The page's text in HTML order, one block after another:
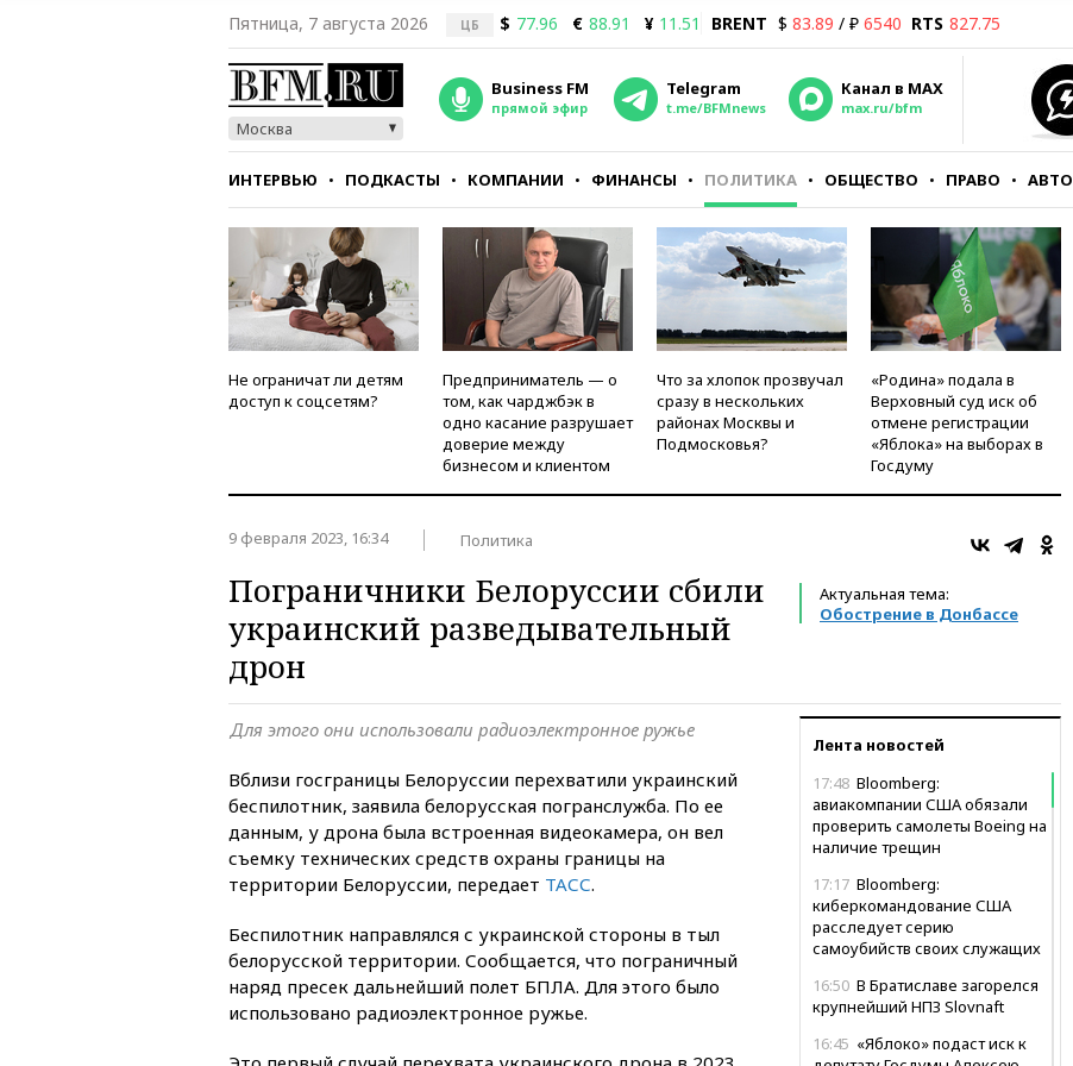
Пятница, 7 августа 2026 ЦБ $ 77.96 € 88.91 ¥ 11.51 BRENT $ 83.89 / ₽ 6540 RTS 827.75
Москва
Business FM
прямой эфир
Telegram
t.me/BFMnews
Канал в MAX
max.ru/bfm
ИНТЕРВЬЮ ПОДКАСТЫ КОМПАНИИ ФИНАНСЫ ПОЛИТИКА ОБЩЕСТВО ПРАВО АВТО
СТИЛЬ ТЕСТЫ
Не ограничат ли детям
доступ к соцсетям?
Предприниматель — о
том, как чарджбэк в
одно касание разрушает
доверие между
бизнесом и клиентом
Что за хлопок прозвучал
сразу в нескольких
районах Москвы и
Подмосковья?
«Родина» подала в
Верховный суд иск об
отмене регистрации
«Яблока» на выборах в
Госдуму
9 февраля 2023, 16:34 Политика
Актуальная тема:
Обострение в Донбассе
Пограничники Белоруссии сбили
украинский разведывательный
дрон
Лента новостей
17:48 Bloomberg:
авиакомпании США обязали
проверить самолеты Boeing на
наличие трещин
17:17 Bloomberg:
киберкомандование США
расследует серию
самоубийств своих служащих
16:50 В Братиславе загорелся
крупнейший НПЗ Slovnaft
16:45 «Яблоко» подаст иск к
Для этого они использовали радиоэлектронное ружье
Вблизи госграницы Белоруссии перехватили украинский
беспилотник, заявила белорусская погранслужба. По ее
данным, у дрона была встроенная видеокамера, он вел
съемку технических средств охраны границы на
территории Белоруссии, передает ТАСС.
Беспилотник направлялся с украинской стороны в тыл
белорусской территории. Сообщается, что пограничный
наряд пресек дальнейший полет БПЛА. Для этого было
использовано радиоэлектронное ружье.